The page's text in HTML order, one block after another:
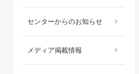
センターからのお知らせ
メディア掲載情報